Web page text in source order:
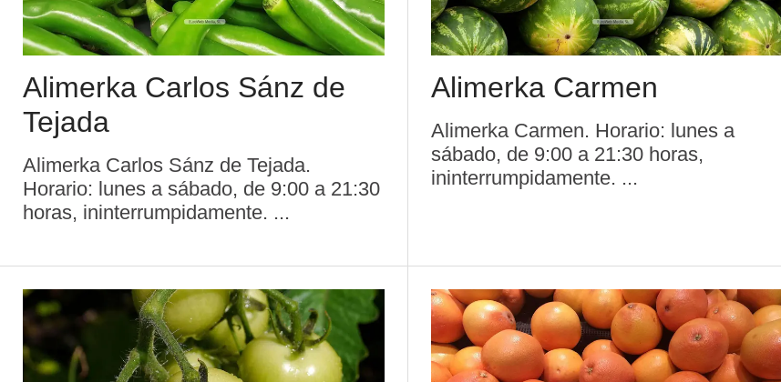
Alimerka Carlos Sánz de
Tejada
Alimerka Carlos Sánz de Tejada.
Horario: lunes a sábado, de 9:00 a 21:30
horas, ininterrumpidamente. ...
Alimerka Carmen
Alimerka Carmen. Horario: lunes a
sábado, de 9:00 a 21:30 horas,
ininterrumpidamente. ...